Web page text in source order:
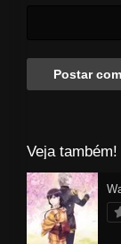
Veja também!